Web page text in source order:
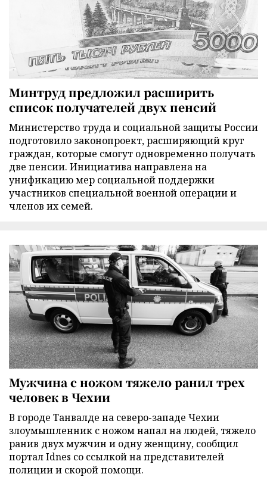
Минтруд предложил расширить
список получателей двух пенсий
Министерство труда и социальной защиты России
подготовило законопроект, расширяющий круг
граждан, которые смогут одновременно получать
две пенсии. Инициатива направлена на
унификацию мер социальной поддержки
участников специальной военной операции и
членов их семей.
Мужчина с ножом тяжело ранил трех
человек в Чехии
В городе Танвалде на северо-западе Чехии
злоумышленник с ножом напал на людей, тяжело
ранив двух мужчин и одну женщину, сообщил
портал Idnes со ссылкой на представителей
полиции и скорой помощи.